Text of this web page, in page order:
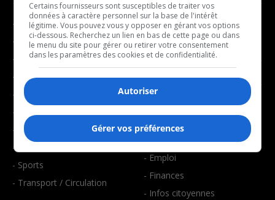
- Affaires municipales
- Communauté / Social
- Culture
- Économie
- Éducation
- Environnement
- Faits divers
- Santé et bien-être
- Sports
- Transport / Circulation
- Décompte franco
- Joué récemment
BALADOS
- Affaires
- Art de vivre
- Bien-être
- Emploi
- Finances
- Infos citoyennes
Certains fournisseurs sont susceptibles de traiter vos
données à caractère personnel sur la base de l'intérêt
légitime. Vous pouvez vous y opposer en gérant vos options
ci-dessous. Recherchez un lien en bas de cette page ou dans
le menu du site pour gérer ou retirer votre consentement
dans les paramètres des cookies et de confidentialité.
Autoriser
Gérer vos préférences